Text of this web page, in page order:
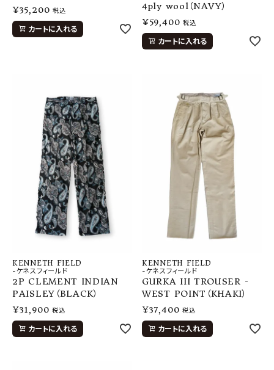
¥35,200 税込
カートに入れる
4ply wool（NAVY）
¥59,400 税込
カートに入れる
KENNETH FIELD
-ケネスフィールド
2P CLEMENT INDIAN
PAISLEY（BLACK）
¥31,900 税込
カートに入れる
KENNETH FIELD
-ケネスフィールド
GURKA III TROUSER -
WEST POINT（KHAKI）
¥37,400 税込
カートに入れる